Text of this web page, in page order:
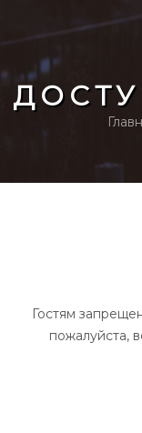
Гостям
пожалуйста,